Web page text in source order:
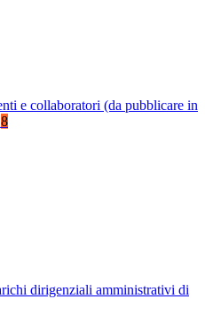
e collaboratori (da pubblicare in
8
dirigenziali amministrativi di